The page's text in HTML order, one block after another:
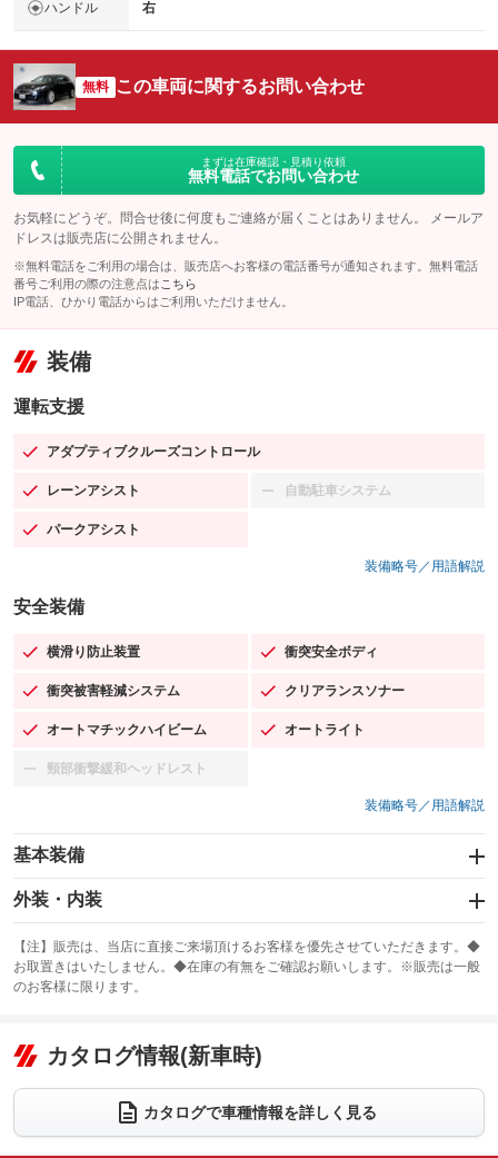
ハンドル 右
無料 この車両に関するお問い合わせ
まずは在庫確認・見積り依頼
無料電話でお問い合わせ
お気軽にどうぞ。問合せ後に何度もご連絡が届くことはありません。 メールア
ドレスは販売店に公開されません。
※無料電話をご利用の場合は、販売店へお客様の電話番号が通知されます。無料電話
番号ご利用の際の注意点は こちら
IP電話、ひかり電話からはご利用いただけません。
装備
運転支援
アダプティブクルーズコントロール
：装備あり
レーンアシスト
：装備あり 自動駐車システム
：装備なし
パークアシスト
：装備あり
装備略号／用語解説
安全装備
横滑り防止装置
：装備あり 衝突安全ボディ
：装備あり
衝突被害軽減システム
：装備あり クリアランスソナー
：装備あり
オートマチックハイビーム
：装備あり オートライト
：装備あり
頸部衝撃緩和ヘッドレスト
：装備なし
装備略号／用語解説
基本装備
エアバッグ：運転席/助手席/サイド
：装備あり
：装備なし
サンルーフ
：装備なし ABS
リフトアップ
：装備なし
ダウンヒルアシストコントロール
パワーウィンドウ
：装備あり ：装備あり
外装・内装
カーナビ：HDDナビ
：装備あり
TV
：装備なし
ビジュアル
：装備なし
革シート
：装備あり ハーフレザーシート
：装備なし
【注】販売は、当店に直接ご来場頂けるお客様を優先させていただきます。◆
お取置きはいたしません。◆在庫の有無をご確認お願いします。※販売は一般
のお客様に限ります。
カタログ情報(新車時)
カタログで車種情報を詳しく見る